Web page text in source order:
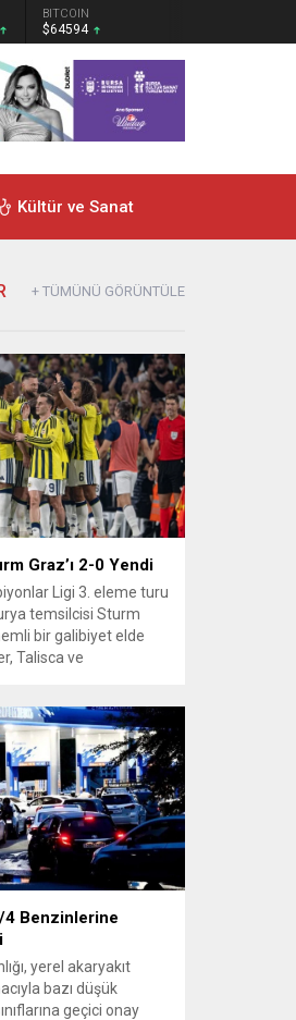
BITCOIN
$64594
Kültür ve Sanat
+ TÜMÜNÜ GÖRÜNTÜLE
Graz’ı 2-0 Yendi
Ligi 3. eleme turu
temsilcisi Sturm
bir galibiyet elde
Talisca ve
sonrası takım yönetimi
ve gelecek
verdi. Futboldan
Kamer,...
4 Benzinlerine
yerel akaryakıt
bazı düşük
geçici onay